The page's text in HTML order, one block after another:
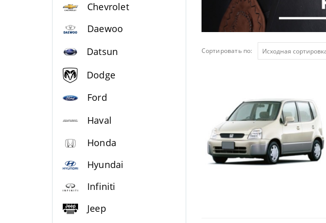
Сортировать по:
Chevrolet
Daewoo
Datsun
Dodge
Ford
Haval
Honda
Hyundai
Infiniti
Jeep